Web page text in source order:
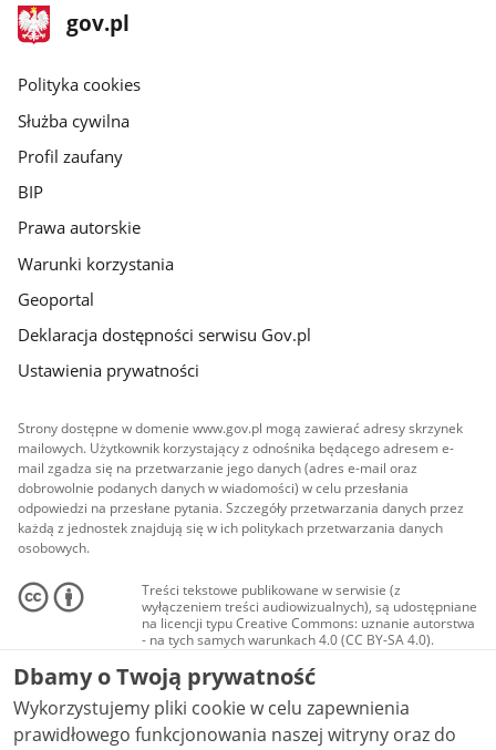
stopka
gov.pl
Strona
gov.pl
gov.pl
Polityka cookies
Służba cywilna
Profil zaufany
BIP
Prawa autorskie
Warunki korzystania
Geoportal
Deklaracja dostępności serwisu Gov.pl
Ustawienia prywatności
Strony dostępne w domenie www.gov.pl mogą zawierać adresy skrzynek
mailowych. Użytkownik korzystający z odnośnika będącego adresem e-
mail zgadza się na przetwarzanie jego danych (adres e-mail oraz
dobrowolnie podanych danych w wiadomości) w celu przesłania
odpowiedzi na przesłane pytania. Szczegóły przetwarzania danych przez
każdą z jednostek znajdują się w ich politykach przetwarzania danych
osobowych.
Treści tekstowe publikowane w serwisie (z
wyłączeniem treści audiowizualnych), są udostępniane
na licencji typu Creative Commons: uznanie autorstwa
- na tych samych warunkach 4.0 (CC BY-SA 4.0).
Materiały audiowizualne, w tym zdjęcia, materiały
audio i wideo, są udostępniane na licencji typu
Creative Commons: uznanie autorstwa użycie
niekomercyjne - bez utworów zależnych 4.0 (CC BY-
NC-ND 4.0), o ile nie jest to stwierdzone inaczej.
Dbamy o Twoją prywatność
Wykorzystujemy pliki cookie w celu zapewnienia
prawidłowego funkcjonowania naszej witryny oraz do